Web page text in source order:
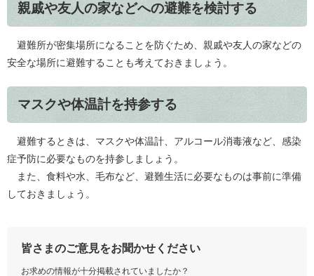
親戚や友人の家などへの避難を検討する
避難所が密集場所になることを防ぐため、親戚や友人の家などの
安全な場所に避難することも考えておきましょう。
マスクや体温計を持参する
避難するときは、マスクや体温計、アルコール消毒液など、感染
症予防に必要なものを持参しましょう。
また、食料や水、毛布など、避難生活に必要なものは事前に準備
しておきましょう。
皆さまのご意見をお聞かせください
お求めの情報が十分掲載されていましたか？